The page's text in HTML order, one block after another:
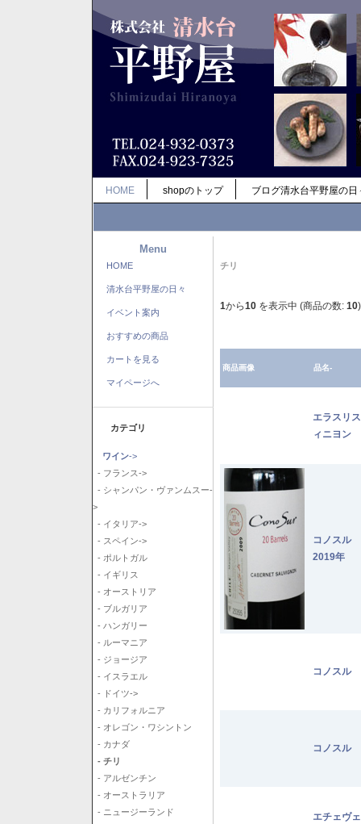
HOME shopのトップ ブログ清水台平野屋の日
Menu
HOME
清水台平野屋の日々
イベント案内
おすすめの商品
カートを見る
マイページへ
カテゴリ
ワイン->
- フランス->
- シャンパン・ヴァンムスー-
>
- イタリア->
- スペイン->
- ポルトガル
- イギリス
- オーストリア
- ブルガリア
- ハンガリー
- ルーマニア
- ジョージア
- イスラエル
- ドイツ->
- カリフォルニア
- オレゴン・ワシントン
- カナダ
- チリ
- アルゼンチン
- オーストラリア
- ニュージーランド
チリ
1から10 を表示中 (商品の数: 10)
商品画像 品名-
エラスリ
ィニヨン
コノスル
2019年
コノスル
コノスル
エチェヴ